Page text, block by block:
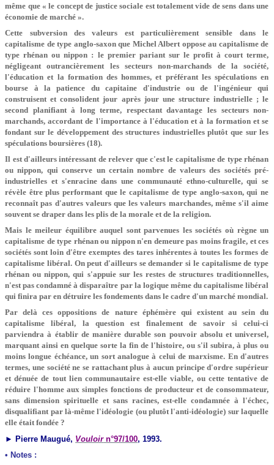
même que « le concept de justice sociale est totalement vide de sens dans une
économie de marché ».
Cette subversion des valeurs est particulièrement sensible dans le
capitalisme de type anglo-saxon que Michel Albert oppose au capitalisme de
type rhénan ou nippon : le premier pariant sur le profit à court terme,
négligeant outrancièrement les secteurs non-marchands de la société,
l'éducation et la formation des hommes, et préférant les spéculations en
bourse à la patience du capitaine d'industrie ou de l'ingénieur qui
construisent et consolident jour après jour une structure industrielle ; le
second planifiant à long terme, respectant davantage les secteurs non-
marchands, accordant de l'importance à l'éducation et à la formation et se
fondant sur le développement des structures industrielles plutôt que sur les
spéculations boursières (18).
Il est d'ailleurs intéressant de relever que c'est le capitalisme de type rhénan
ou nippon, qui conserve un certain nombre de valeurs des sociétés pré-
industrielles et s'enracine dans une communauté ethno-culturelle, qui se
révèle être plus performant que le capitalisme de type anglo-saxon, qui ne
reconnaît pas d'autres valeurs que les valeurs marchandes, même s'il aime
souvent se draper dans les plis de la morale et de la religion.
Mais le meileur équilibre auquel sont parvenues les sociétés où règne un
capitalisme de type rhénan ou nippon n'en demeure pas moins fragile, et ces
sociétés sont loin d'être exemptes des tares inhérentes à toutes les formes de
capitalisme libéral. On peut d'ailleurs se demander si le capitalisme de type
rhénan ou nippon, qui s'appuie sur les restes de structures traditionnelles,
n'est pas condamné à disparaître par la logique même du capitalisme libéral
qui finira par en détruire les fondements dans le cadre d'un marché mondial.
Par delà ces oppositions de nature éphémère qui existent au sein du
capitalisme libéral, la question est finalement de savoir si celui-ci
parviendra à établir de manière durable son pouvoir absolu et universel,
marquant ainsi en quelque sorte la fin de l'histoire, ou s'il subira, à plus ou
moins longue échéance, un sort analogue à celui de marxisme. En d'autres
termes, une société ne se rattachant plus à aucun principe d'ordre supérieur
et dénuée de tout lien communautaire est-elle viable, ou cette tentative de
réduire l'homme aux simples fonctions de producteur et de consommateur,
sans dimension spirituelle et sans racines, est-elle condamnée à l'échec,
disqualifiant par là-même l'idéologie (ou plutôt l'anti-idéologie) sur laquelle
elle était fondée ?
► Pierre Maugué, Vouloirn°97/100, 1993.
• Notes :